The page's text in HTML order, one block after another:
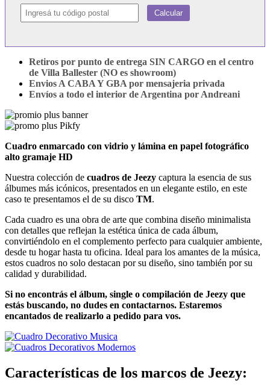
Calcular
Retiros por punto de entrega SIN CARGO en el centro
de Villa Ballester (NO es showroom)
Envios A CABA Y GBA por mensajeria privada
Envíos a todo el interior de Argentina por Andreani
Cuadro enmarcado con vidrio y lámina en papel fotográfico
alto gramaje HD
Nuestra colección de cuadros de Jeezy captura la esencia de sus
álbumes más icónicos, presentados en un elegante estilo, en este
caso te presentamos el de su disco TM.
Cada cuadro es una obra de arte que combina diseño minimalista
con detalles que reflejan la estética única de cada álbum,
convirtiéndolo en el complemento perfecto para cualquier ambiente,
desde tu hogar hasta tu oficina. Ideal para los amantes de la música,
estos cuadros no solo destacan por su diseño, sino también por su
calidad y durabilidad.
Si no encontrás el álbum, single o compilación de Jeezy que
estás buscando, no dudes en contactarnos. Estaremos
encantados de realizarlo a pedido para vos.
Características de los marcos de Jeezy: